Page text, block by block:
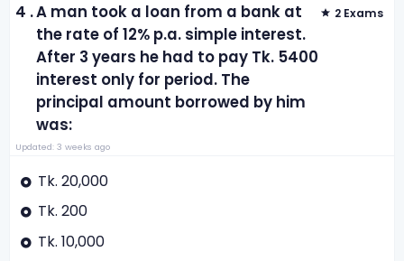
4 .A man took a loan from a bank at
the rate of 12% p.a. simple interest.
After 3 years he had to pay Tk. 5400
interest only for period. The
principal amount borrowed by him
was:
2 Exams
Updated: 3 weeks ago
Tk. 20,000
Tk. 200
Tk. 10,000